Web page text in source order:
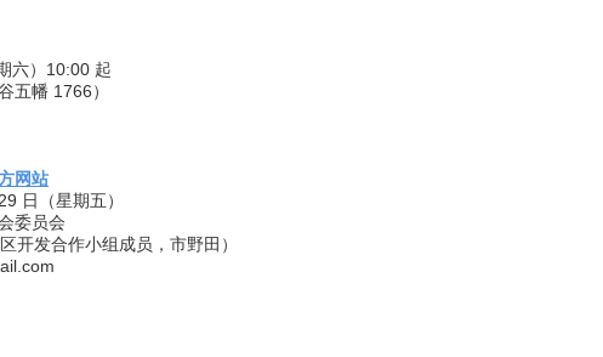
六）10:00 起
五幡 1766）
网站
日（星期五）
委员会
开发合作小组成员，市野田）